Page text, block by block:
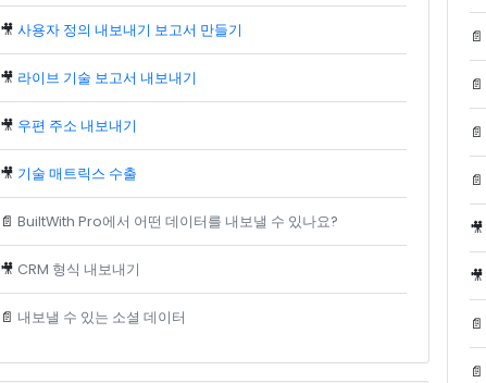
🎥사용자 정의 내보내기 보고서 만들기
🎥 라이브 기술 보고서 내보내기
🎥 우편 주소 내보내기
🎥 기술 매트릭스 수출
📄BuiltWith Pro에서 어떤 데이터를 내보낼 수 있나요?
🎥 CRM 형식 내보내기
📄 내보낼 수 있는 소셜 데이터
📄
📄
📄
📄
🎥
🎥
📄
📄